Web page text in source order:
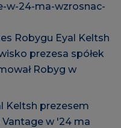
w-24-ma-wzrosnac-
Robygu Eyal Keltsh
prezesa spółek
Robyg w
Keltsh prezesem
w '24 ma